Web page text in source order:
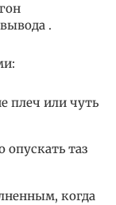
.
плеч или чуть
опускать таз
когда